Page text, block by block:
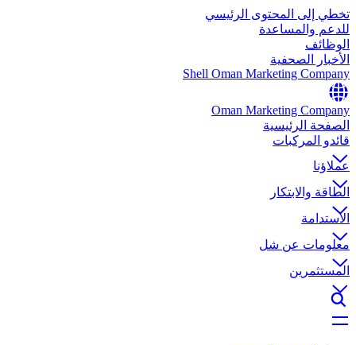
تخطي إلى المحتوى الرئيسي
للدعم والمساعدة
الوظائف
الأخبار الصحفية
Shell Oman Marketing Company
Oman Marketing Company
الصفحة الرئيسية
قائدو المركبات
عملاؤنا
الطاقة والابتكار
الاستدامة
معلومات عن شل
المستثمرين